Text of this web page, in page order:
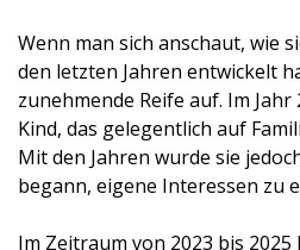
Wenn man sich anschaut, wie
den letzten Jahren entwickelt
zunehmende Reife auf. Im
Kind, das gelegentlich auf
Mit den Jahren wurde sie
begann, eigene Interessen zu
Im Zeitraum von 2023 bis 2025